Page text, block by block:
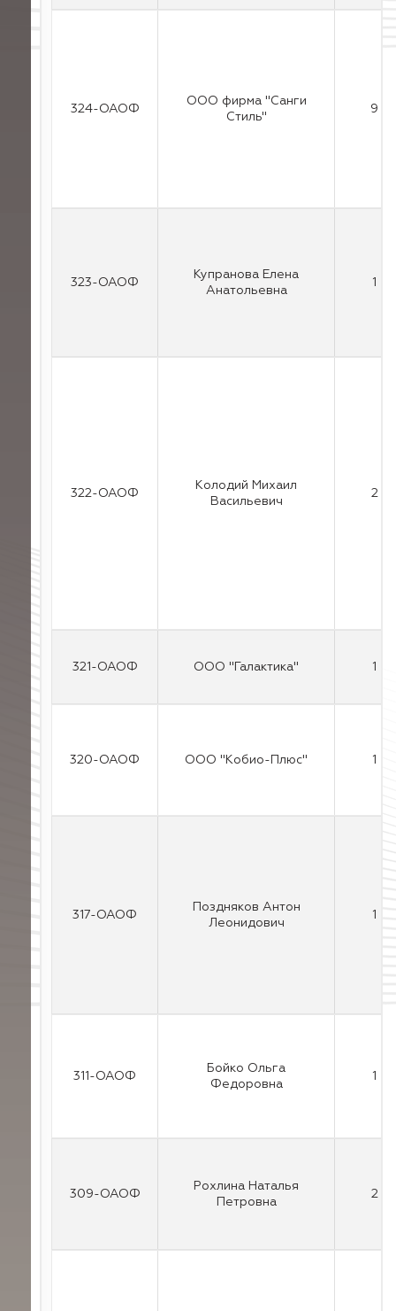
324-ОАОФ
ООО фирма "Санги
Стиль"
9
323-ОАОФ
Купранова Елена
Анатольевна
1
322-ОАОФ
Колодий Михаил
Васильевич
2
321-ОАОФ ООО "Галактика" 1
320-ОАОФ ООО "Кобио-Плюс" 1
317-ОАОФ
Поздняков Антон
Леонидович
1
311-ОАОФ
Бойко Ольга
Федоровна
1
309-ОАОФ
Рохлина Наталья
Петровна
2